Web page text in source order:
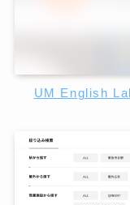
UM English